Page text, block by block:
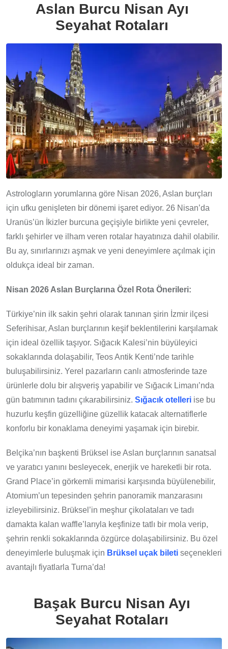
Aslan Burcu Nisan Ayı
Seyahat Rotaları
Astrologların yorumlarına göre Nisan 2026, Aslan burçları
için ufku genişleten bir dönemi işaret ediyor. 26 Nisan’da
Uranüs’ün İkizler burcuna geçişiyle birlikte yeni çevreler,
farklı şehirler ve ilham veren rotalar hayatınıza dahil olabilir.
Bu ay, sınırlarınızı aşmak ve yeni deneyimlere açılmak için
oldukça ideal bir zaman.
Nisan 2026 Aslan Burçlarına Özel Rota Önerileri:
Türkiye’nin ilk sakin şehri olarak tanınan şirin İzmir ilçesi
Seferihisar, Aslan burçlarının keşif beklentilerini karşılamak
için ideal özellik taşıyor. Sığacık Kalesi’nin büyüleyici
sokaklarında dolaşabilir, Teos Antik Kenti’nde tarihle
buluşabilirsiniz. Yerel pazarların canlı atmosferinde taze
ürünlerle dolu bir alışveriş yapabilir ve Sığacık Limanı’nda
gün batımının tadını çıkarabilirsiniz. Sığacık otelleri ise bu
huzurlu keşfin güzelliğine güzellik katacak alternatiflerle
konforlu bir konaklama deneyimi yaşamak için birebir.
Belçika’nın başkenti Brüksel ise Aslan burçlarının sanatsal
ve yaratıcı yanını besleyecek, enerjik ve hareketli bir rota.
Grand Place’in görkemli mimarisi karşısında büyülenebilir,
Atomium’un tepesinden şehrin panoramik manzarasını
izleyebilirsiniz. Brüksel’in meşhur çikolataları ve tadı
damakta kalan waffle’larıyla keşfinize tatlı bir mola verip,
şehrin renkli sokaklarında özgürce dolaşabilirsiniz. Bu özel
deneyimlerle buluşmak için Brüksel uçak bileti seçenekleri
avantajlı fiyatlarla Turna’da!
Başak Burcu Nisan Ayı
Seyahat Rotaları